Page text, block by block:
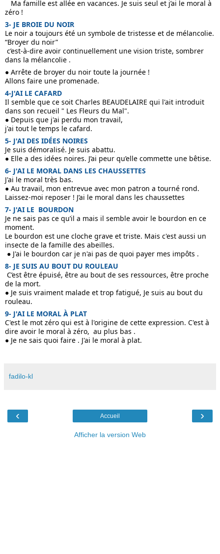
zéro !
3- JE BROIE DU NOIR
Le noir a toujours été un symbole de tristesse et de mélancolie.
“Broyer du noir”
dans la mélancolie .
● Arrête de broyer du noir toute la journée !
Allons faire une promenade.
4-J'AI LE CAFARD
Il semble que ce soit Charles BEAUDELAIRE qui l'ait introduit
dans son recueil " Les Fleurs du Mal".
● Depuis que j'ai perdu mon travail,
j'ai tout le temps le cafard.
5- J'AI DES IDÉES NOIRES
Je suis démoralisé. Je suis abattu.
● Elle a des idées noires. J’ai peur qu’elle commette une bêtise.
6- J'AI LE MORAL DANS LES CHAUSSETTES
J'ai le moral très bas.
● Au travail, mon entrevue avec mon patron a tourné rond.
Laissez-moi reposer ! J’ai le moral dans les chaussettes
7- J'AI LE  BOURDON
Je ne sais pas ce qu’il a mais il semble avoir le bourdon en ce
moment.
Le bourdon est une cloche grave et triste. Mais c'est aussi un
insecte de la famille des abeilles.
● J'ai le bourdon car je n'ai pas de quoi payer mes impôts .
8- JE SUIS AU BOUT DU ROULEAU
de la mort.
● Je suis vraiment malade et trop fatigué, Je suis au bout du
rouleau.
9- J'AI LE MORAL À PLAT
C'est le mot zéro qui est à l'origine de cette expression. C'est à
dire avoir le moral à zéro,  au plus bas .
● Je ne sais quoi faire . J'ai le moral à plat.
fadilo-kl
‹ ›
Accueil
Afficher la version Web